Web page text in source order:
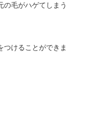
の毛がハゲてしまう
つけることができま